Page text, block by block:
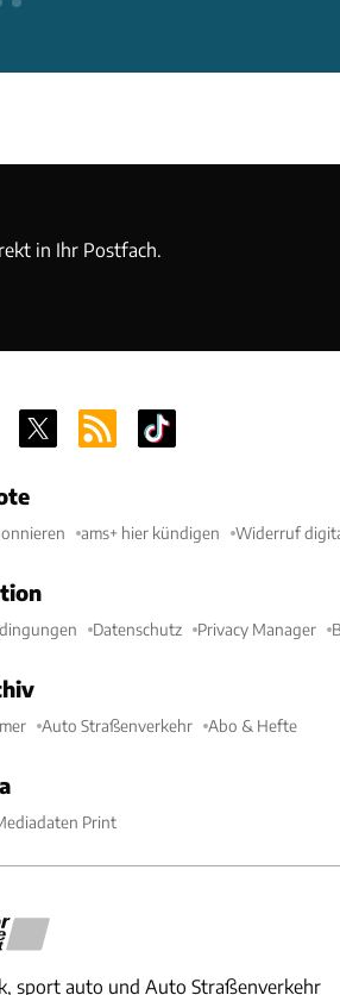
in Ihr Postfach.
ams+ hier kündigen Widerruf
Datenschutz Privacy Manager
Auto Straßenverkehr Abo & Hefte
Print
sport auto und Auto Straßenverkehr